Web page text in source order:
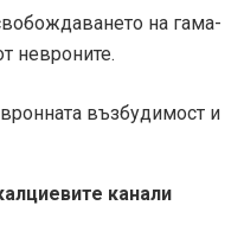
на гама-
невроните.
възбудимост и
канали